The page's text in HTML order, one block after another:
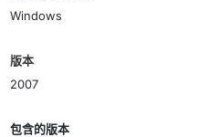
Windows
版本
2007
包含的版本